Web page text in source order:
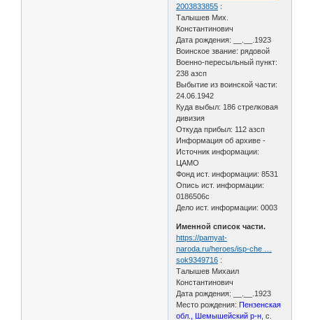
2003833855 :
Талышев Мих.
Константинович
Дата рождения: __.__.1923
Воинское звание: рядовой
Военно-пересыльный пункт:
238 азсп
Выбытие из воинской части:
24.06.1942
Куда выбыл: 186 стрелковая
дивизия
Откуда прибыл: 112 азсп
Информация об архиве -
Источник информации:
ЦАМО
Фонд ист. информации: 8531
Опись ист. информации:
0186506с
Дело ист. информации: 0003
Именной список части.
https://pamyat-
naroda.ru/heroes/isp-che …
sok9349716 :
Талышев Михаил
Константинович
Дата рождения: __.__.1923
Место рождения:Пензенская
обл., Шемышейский р-н , с.